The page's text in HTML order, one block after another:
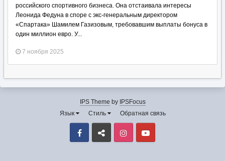
российского спортивного бизнеса. Она отстаивала интересы
Леонида Федуна в споре с экс-генеральным директором
«Спартака» Шамилем Газизовым, требовавшим выплаты бонуса в
один миллион евро. У...
7 ноября 2025
IPS Theme by IPSFocus
Язык
Стиль Обратная связь
Facebook VK Instagram